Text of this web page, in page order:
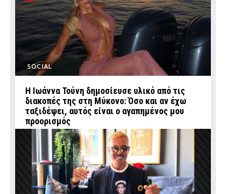
SOCIAL
Η Ιωάννα Τούνη δημοσίευσε υλικό από τις
διακοπές της στη Μύκονο: Όσο και αν έχω
ταξιδέψει, αυτός είναι ο αγαπημένος μου
προορισμός